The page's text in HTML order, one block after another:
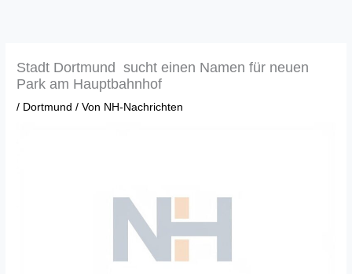
Stadt Dortmund sucht einen Namen für neuen
Park am Hauptbahnhof
/ Dortmund / Von NH-Nachrichten